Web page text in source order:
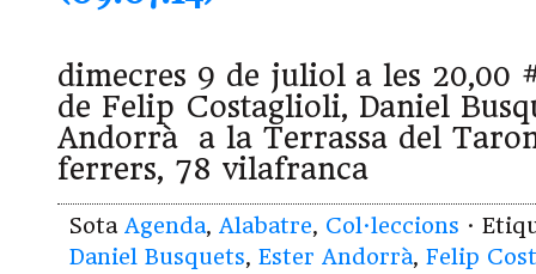
dimecres 9 de juliol a les 20,00
de Felip Costaglioli, Daniel
Andorrà a la Terrassa del
ferrers, 78 vilafranca
Sota Agenda, Alabatre, Col·leccions ·
Daniel Busquets, Ester Andorrà, Felip